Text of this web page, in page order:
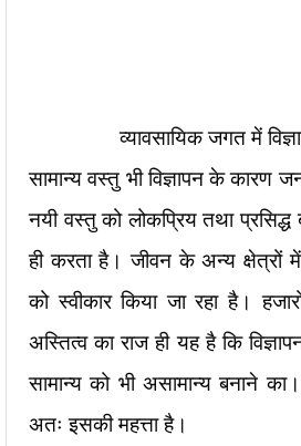
व्यावसायिक जगत में
सामान्य वस्तु भी विज्ञापन के कारण
नयी वस्तु को लोकप्रिय तथा प्रसिद्ध
ही करता है। जीवन के अन्य क्षेत्रों में
को स्वीकार किया जा रहा है।
अस्तित्व का राज ही यह है कि
सामान्य को भी असामान्य बनाने
अतः इसकी महत्ता है।